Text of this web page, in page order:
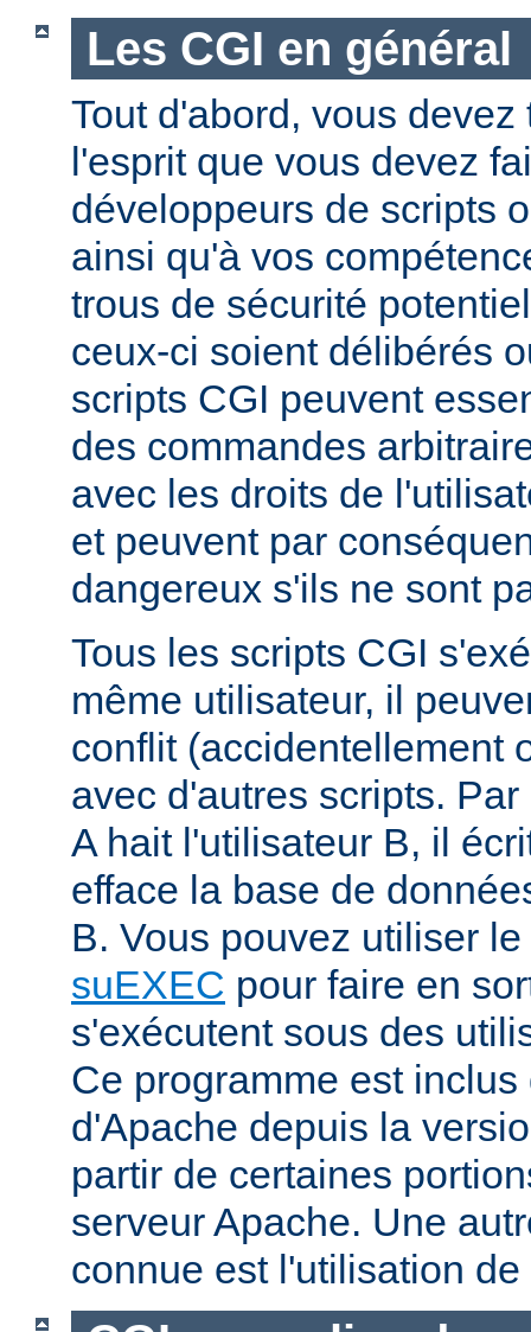
Les CGI en général
Tout d'abord, vous
l'esprit que vous devez
développeurs de scripts
ainsi qu'à vos
trous de sécurité
ceux-ci soient délibérés
scripts CGI peuvent
des commandes
avec les droits de
et peuvent par
dangereux s'ils ne sont
Tous les scripts CGI
même utilisateur, il
conflit (accidentellement
avec d'autres scripts.
A hait l'utilisateur B, il
efface la base de
B. Vous pouvez utiliser
suEXEC pour faire en
s'exécutent sous des
Ce programme est
d'Apache depuis la
partir de certaines
serveur Apache. Une
connue est l'utilisation de